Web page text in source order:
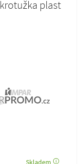
VYBRAT